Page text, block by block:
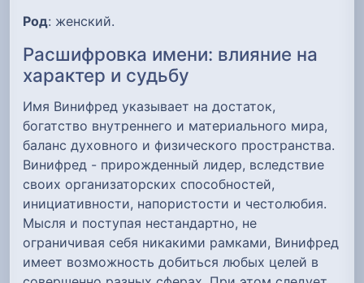
Род: женский.
Расшифровка имени: влияние на
характер и судьбу
Имя Винифред указывает на достаток,
богатство внутреннего и материального мира,
баланс духовного и физического пространства.
Винифред - прирожденный лидер, вследствие
своих организаторских способностей,
инициативности, напористости и честолюбия.
Мысля и поступая нестандартно, не
ограничивая себя никакими рамками, Винифред
имеет возможность добиться любых целей в